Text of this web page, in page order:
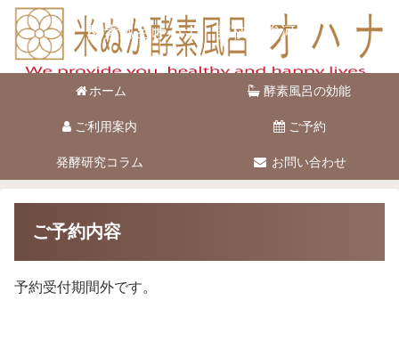
酵素風呂オハナ 藤枝市駿河台
ホーム 酵素風呂の効能
ご利用案内 ご予約
発酵研究コラム お問い合わせ
ご予約内容
予約受付期間外です。